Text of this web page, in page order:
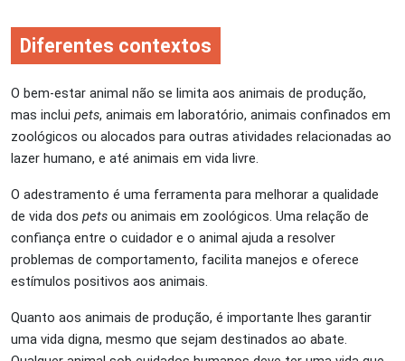
Diferentes contextos
O bem-estar animal não se limita aos animais de produção,
mas inclui pets, animais em laboratório, animais confinados em
zoológicos ou alocados para outras atividades relacionadas ao
lazer humano, e até animais em vida livre.
O adestramento é uma ferramenta para melhorar a qualidade
de vida dos pets ou animais em zoológicos. Uma relação de
confiança entre o cuidador e o animal ajuda a resolver
problemas de comportamento, facilita manejos e oferece
estímulos positivos aos animais.
Quanto aos animais de produção, é importante lhes garantir
uma vida digna, mesmo que sejam destinados ao abate.